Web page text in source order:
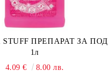
STUFF ПРЕПАРАТ ЗА ПОД
1л
4.09 €
8.00 лв.